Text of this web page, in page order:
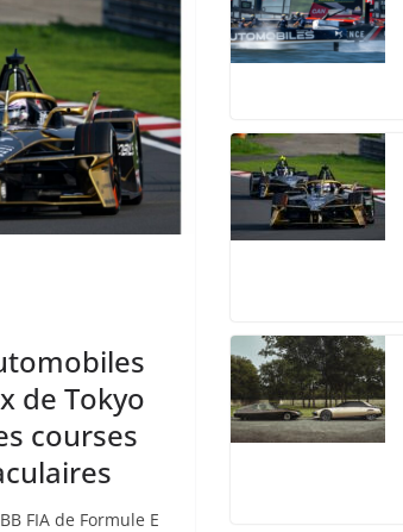
de Tokyo
courses
FIA de Formule E